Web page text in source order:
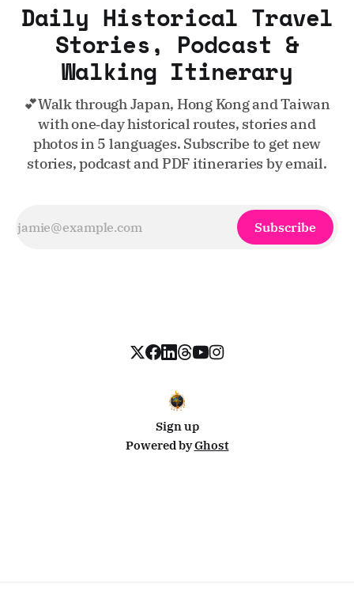
Daily Historical Travel
Stories, Podcast &
Walking Itinerary
💕Walk through Japan, Hong Kong and Taiwan
with one‑day historical routes, stories and
photos in 5 languages. Subscribe to get new
stories, podcast and PDF itineraries by email.
Subscribe
Sign up
Powered byGhost